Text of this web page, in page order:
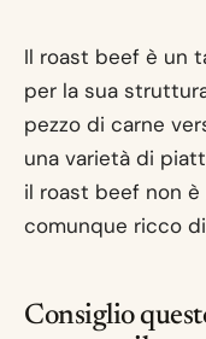
Il roast beef è un
per la sua
pezzo di carne
una varietà di
il roast beef non è
comunque ricco
Consiglio